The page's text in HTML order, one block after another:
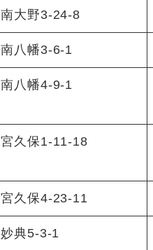
南大野3-24-8
南八幡3-6-1
南八幡4-9-1
宮久保1-11-18
宮久保4-23-11
妙典5-3-1